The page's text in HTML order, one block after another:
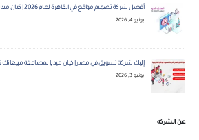
أفضل شركة تصميم مواقع في القاهرة لعام 2026 | كيان ميديا
يونيو 4, 2026
إليك شركة تسويق في مصر | كيان ميديا لمضاعفة مبيعاتك 2026
يونيو 3, 2026
عن الشركه